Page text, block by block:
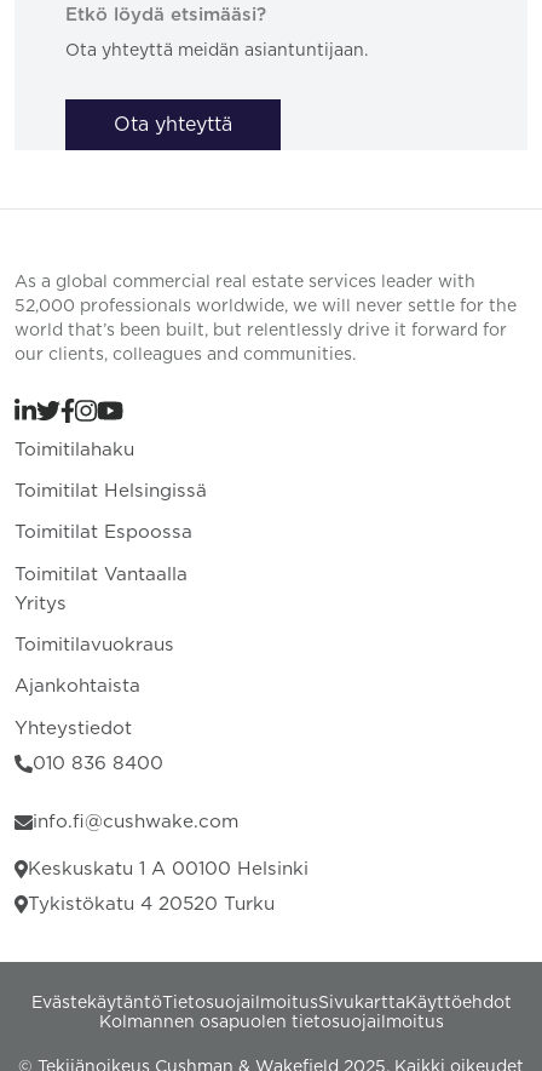
Etkö löydä etsimääsi?
Ota yhteyttä meidän asiantuntijaan.
Ota yhteyttä
As a global commercial real estate services leader with
52,000 professionals worldwide, we will never settle for the
world that’s been built, but relentlessly drive it forward for
our clients, colleagues and communities.
Toimitilahaku
Toimitilat Helsingissä
Toimitilat Espoossa
Toimitilat Vantaalla
Yritys
Toimitilavuokraus
Ajankohtaista
Yhteystiedot
010 836 8400
info.fi@cushwake.com
Keskuskatu 1 A 00100 Helsinki
Tykistökatu 4 20520 Turku
EvästekäytäntöTietosuojailmoitusSivukartta Käyttöehdot
Kolmannen osapuolen tietosuojailmoitus
© Tekijänoikeus Cushman & Wakefield 2025. Kaikki oikeudet